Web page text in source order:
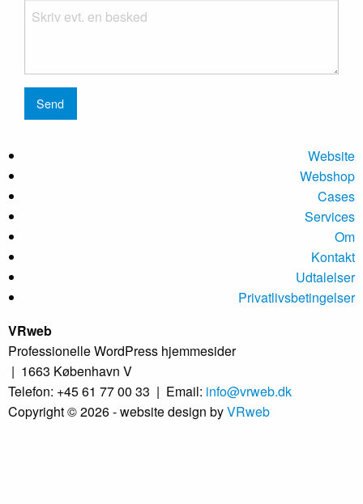
Website
Webshop
Cases
Services
Om
Kontakt
Udtalelser
Privatlivsbetingelser
VRweb
Professionelle WordPress hjemmesider
| 1663 København V
Telefon: +45 61 77 00 33 | Email: info@vrweb.dk
Copyright ©2026- website design byVRweb